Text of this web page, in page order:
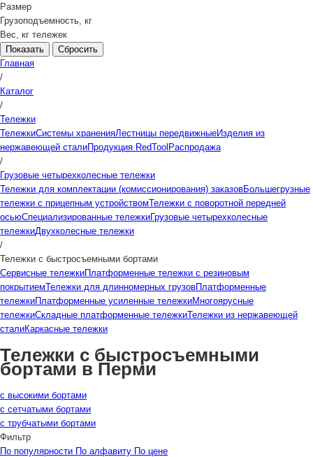
Размер
Грузоподъемность, кг
Вес, кг тележек
Сбросить
Главная
/
Каталог
/
Тележки
ТележкиСистемы храненияЛестницы передвижныеИзделия из
нержавеющей сталиПродукция RedTool Распродажа
/
Грузовые четырехколесные тележки
Тележки для комплектации (комиссионирования) заказовБольшегрузные
тележки с прицепным устройствомТележки с поворотной передней
осьюСпециализированные тележкиГрузовые четырехколесные
тележкиДвухколесные тележки
/
Тележки с быстросъемными бортами
Сервисные тележкиПлатформенные тележки с резиновым
покрытиемТележки для длинномерных грузовПлатформенные
тележкиПлатформенные усиленные тележкиМногоярусные
тележкиСкладные платформенные тележкиТележки из нержавеющей
сталиКаркасные тележки
Тележки с быстросъемными
бортами в Перми
с высокими бортами
с сетчатыми бортами
с трубчатыми бортами
Фильтр
По популярности По алфавиту По цене